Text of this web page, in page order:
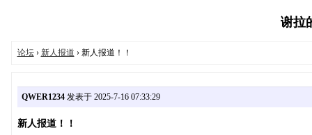
谢拉
论坛› 新人报道 › 新人报道！！
QWER1234发表于 2025-7-16 07:33:29
新人报道！！